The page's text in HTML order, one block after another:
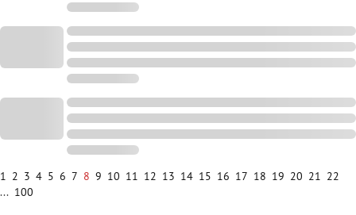
1 2 3 4 5 6 7 8 9 10 11 12 13 14 15 16 17 18 19 20 21 22
... 100